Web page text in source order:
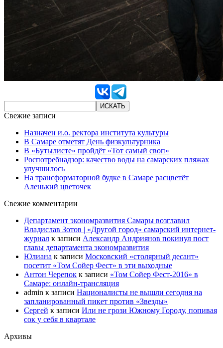
Свежие записи
Назначен и.о. ректора института культуры
В Самаре отметят День физкультурника
В «Бутылисте» пройдёт «Тот самый своп»
Роспотребнадзор: качество воды на самарских пляжах
улучшилось
На трансформаторной будке в Самаре расцветёт
Аленький цветочек
Свежие комментарии
Департамент экономразвития Самары возглавил
Владислав Зотов | «Другой город» самарский интернет-
журнал к записи Александр Андриянов покинул пост
главы департамента экономразвития
Юлиана к записи Московский «столярный десант»
посетит «Том Сойер Фест» в эти выходные
Антон Черепок к записи «Том Сойер Фест-2016» в
Самаре: онлайн-трансляция
admin к записи Националисты не вышли сегодня на
запланированный пикет против «Звезды»
Сергей к записи Или не грози Южному Городу, попивая
сок у себя в квартале
Архивы